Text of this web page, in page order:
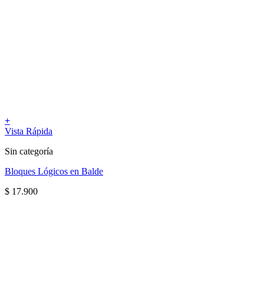
+
Vista Rápida
Sin categoría
Bloques Lógicos en Balde
$ 17.900